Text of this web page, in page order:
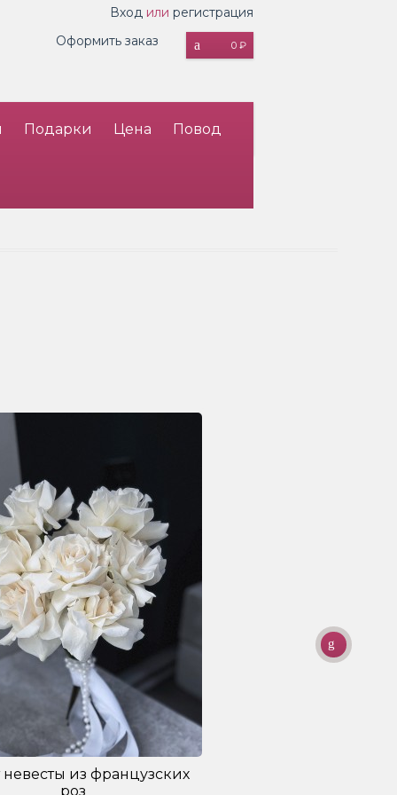
Вход или регистрация
0 ₽
Оформить заказ
Подарки Цена Повод
невесты из французских
роз